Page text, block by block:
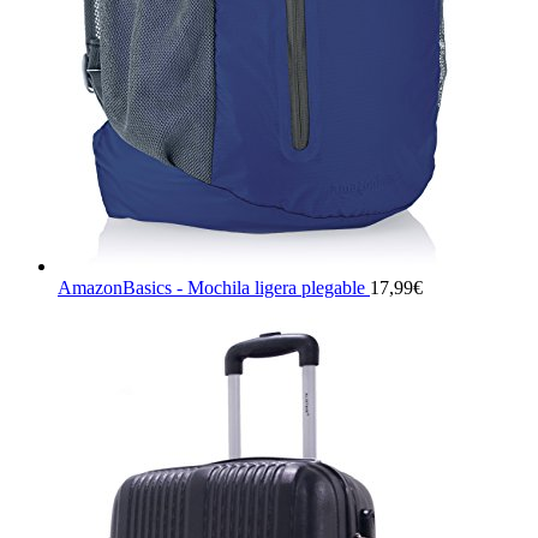
AmazonBasics - Mochila ligera plegable 17,99€